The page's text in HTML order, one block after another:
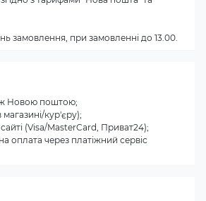
замовлення, при замовленні до 13.00.
Новою поштою;
кур'єру);
(Visa/MasterCard, Приват24);
оплата через платіжний сервіс